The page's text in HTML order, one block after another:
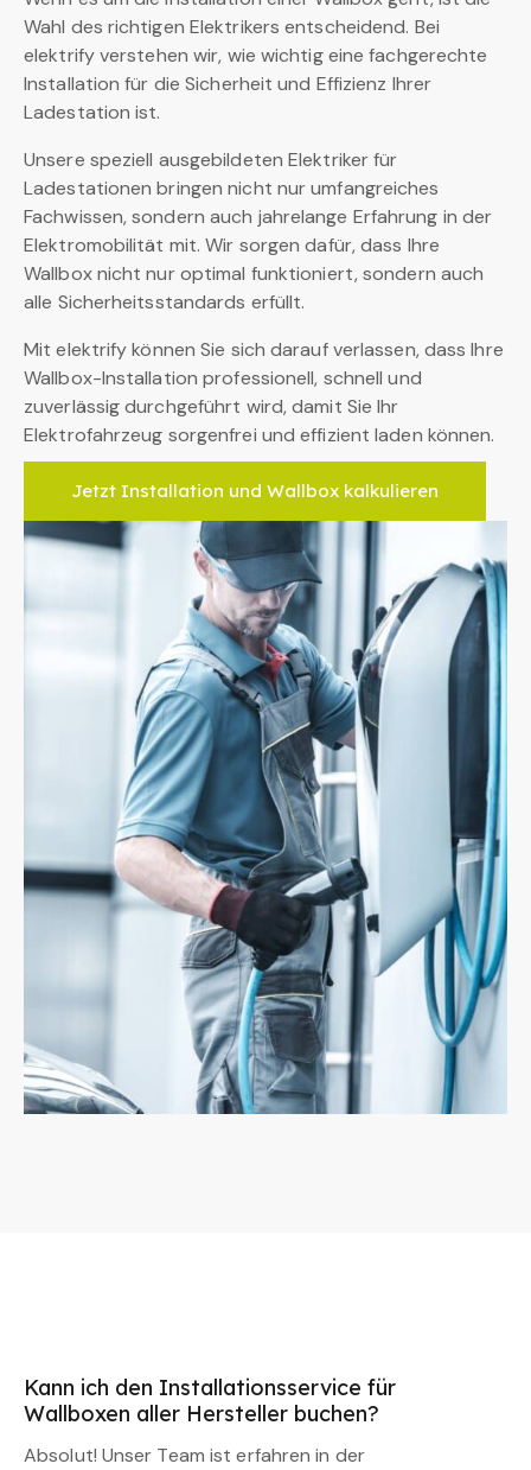
Wahl des richtigen Elektrikers entscheidend. Bei
elektrify verstehen wir, wie wichtig eine fachgerechte
Installation für die Sicherheit und Effizienz Ihrer
Ladestation ist.
Unsere speziell ausgebildeten Elektriker für
Ladestationen bringen nicht nur umfangreiches
Fachwissen, sondern auch jahrelange Erfahrung in der
Elektromobilität mit. Wir sorgen dafür, dass Ihre
Wallbox nicht nur optimal funktioniert, sondern auch
alle Sicherheitsstandards erfüllt.
Mit elektrify können Sie sich darauf verlassen, dass Ihre
Wallbox-Installation professionell, schnell und
zuverlässig durchgeführt wird, damit Sie Ihr
Elektrofahrzeug sorgenfrei und effizient laden können.
Jetzt Installation und Wallbox kalkulieren
Kann ich den Installationsservice für
Wallboxen aller Hersteller buchen?
Absolut! Unser Team ist erfahren in der